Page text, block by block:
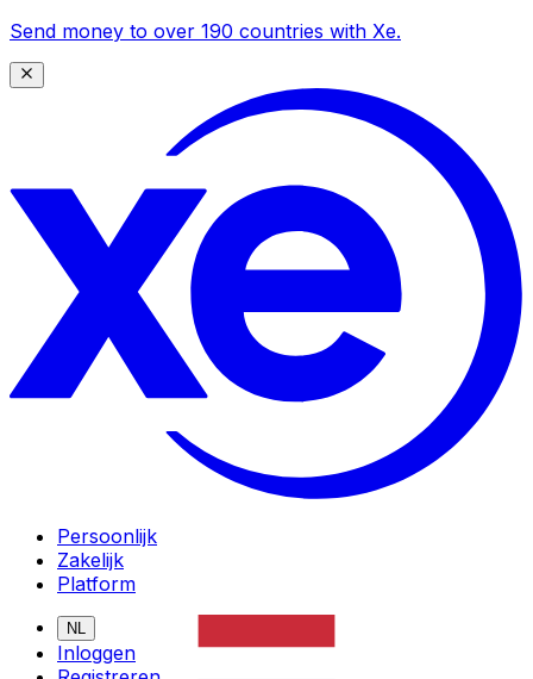
Send money to over 190 countries with Xe.
Persoonlijk
Zakelijk
Platform
NL
Inloggen